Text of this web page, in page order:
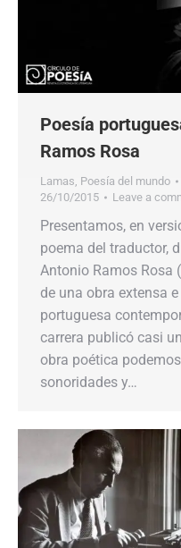
Poesía
Ramos Rosa
Lamas Poesía del mundo
26/10/2015
Leave a
Presentamos, en
poema del traductor,
Antonio Ramos Rosa
de una obra extensa
portuguesa
carrera publicó casi
obra poética
sonoridades y…